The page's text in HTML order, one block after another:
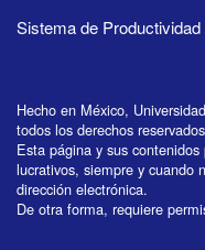
Sistema de
Hecho en México,
todos los derechos
Esta página y sus
lucrativos, siempre y cuando
dirección electrónica.
De otra forma, requiere